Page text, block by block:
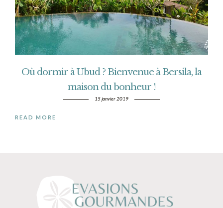
Où dormir à Ubud ? Bienvenue à Bersila, la
maison du bonheur !
15 janvier 2019
READ MORE